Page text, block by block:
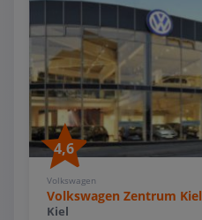
4,6
Volkswagen
Volkswagen Zentrum Kiel
Kiel